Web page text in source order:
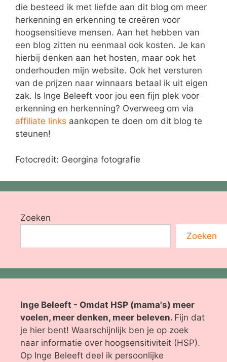
die besteed ik met liefde aan dit blog om meer
herkenning en erkenning te creëren voor
hoogsensitieve mensen. Aan het hebben van
een blog zitten nu eenmaal ook kosten. Je kan
hierbij denken aan het hosten, maar ook het
onderhouden mijn website. Ook het versturen
van de prijzen naar winnaars betaal ik uit eigen
zak. Is Inge Beleeft voor jou een fijn plek voor
erkenning en herkenning? Overweeg om via
affiliate links aankopen te doen om dit blog te
steunen!
Fotocredit: Georgina fotografie
Zoeken
Zoeken
Inge Beleeft - Omdat HSP (mama's) meer
voelen, meer denken, meer beleven. Fijn dat
je hier bent! Waarschijnlijk ben je op zoek
naar informatie over hoogsensitiviteit (HSP).
Op Inge Beleeft deel ik persoonlijke